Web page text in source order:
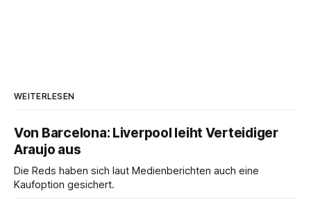
WEITERLESEN
Von Barcelona: Liverpool leiht Verteidiger
Araujo aus
Die Reds haben sich laut Medienberichten auch eine
Kaufoption gesichert.